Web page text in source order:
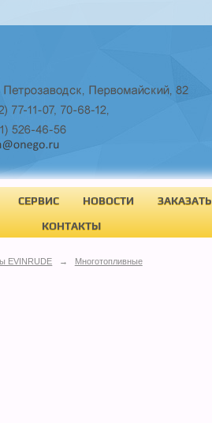
СЕРВИС НОВОСТИ ЗАКАЗАТЬ
КОНТАКТЫ
EVINRUDE → Многотопливные